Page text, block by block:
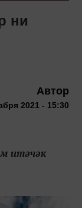
ни
Автор
2021 - 15:30
итәчәк